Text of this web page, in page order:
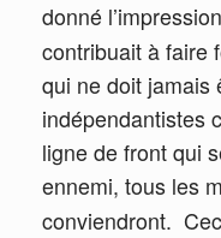
donné
contribuait à faire
qui ne doit jamais
indépendantistes
ligne de front qui
ennemi, tous les
conviendront.